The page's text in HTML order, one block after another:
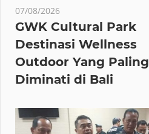
07/08/2026
GWK Cultural Park
Destinasi Wellness
Outdoor Yang Paling
Diminati di Bali